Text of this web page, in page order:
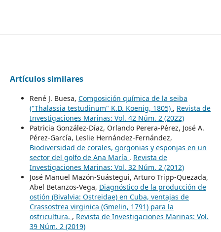
Artículos similares
René J. Buesa, Composición química de la seiba
("Thalassia testudinum" K.D. Koenig, 1805) , Revista de
Investigaciones Marinas: Vol. 42 Núm. 2 (2022)
Patricia González-Díaz, Orlando Perera-Pérez, José A.
Pérez-García, Leslie Hernández-Fernández,
Biodiversidad de corales, gorgonias y esponjas en un
sector del golfo de Ana María , Revista de
Investigaciones Marinas: Vol. 32 Núm. 2 (2012)
José Manuel Mazón-Suástegui, Arturo Tripp-Quezada,
Abel Betanzos-Vega, Diagnóstico de la producción de
ostión (Bivalvia: Ostreidae) en Cuba, ventajas de
Crassostrea virginica (Gmelin, 1791) para la
ostricultura. , Revista de Investigaciones Marinas: Vol.
39 Núm. 2 (2019)